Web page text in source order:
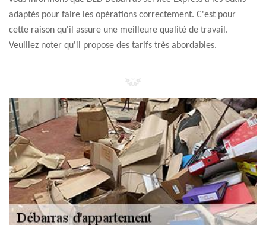
adaptés pour faire les opérations correctement. C'est pour
cette raison qu'il assure une meilleure qualité de travail.
Veuillez noter qu'il propose des tarifs très abordables.